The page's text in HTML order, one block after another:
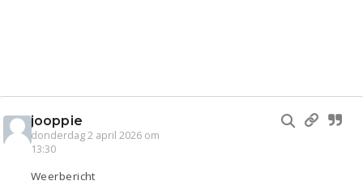
jooppie
donderdag 2 april 2026 om
13:30
Weerbericht